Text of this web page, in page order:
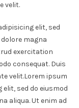
velit.
elit, sed
magna
exercitation
consequat. Duis
velit.Lorem ipsum
sed do eiusmod
aliqua. Ut enim ad